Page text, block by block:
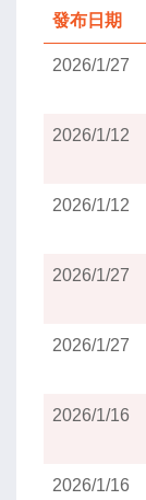
發布日期
2026/1/27
2026/1/12
2026/1/12
2026/1/27
2026/1/27
2026/1/16
2026/1/16